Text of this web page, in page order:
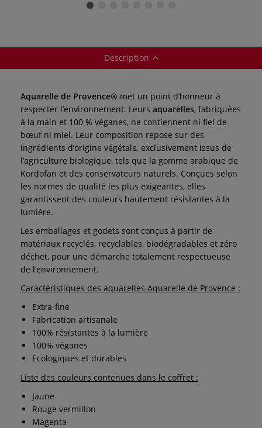
Description
Aquarelle de Provence® met un point d’honneur à
respecter l’environnement. Leurs aquarelles, fabriquées
à la main et 100 % véganes, ne contiennent ni fiel de
bœuf ni miel. Leur composition repose sur des
ingrédients d’origine végétale, exclusivement issus de
l’agriculture biologique, tels que la gomme arabique de
Kordofan et des conservateurs naturels. Conçues selon
les normes de qualité les plus exigeantes, elles
garantissent des couleurs hautement résistantes à la
lumière.
Les emballages et godets sont conçus à partir de
matériaux recyclés, recyclables, biodégradables et zéro
déchet, pour une démarche totalement respectueuse
de l’environnement.
Caractéristiques des aquarelles Aquarelle de Provence :
Extra-fine
Fabrication artisanale
100% résistantes à la lumière
100% véganes
Ecologiques et durables
Liste des couleurs contenues dans le coffret :
Jaune
Rouge vermillon
Magenta